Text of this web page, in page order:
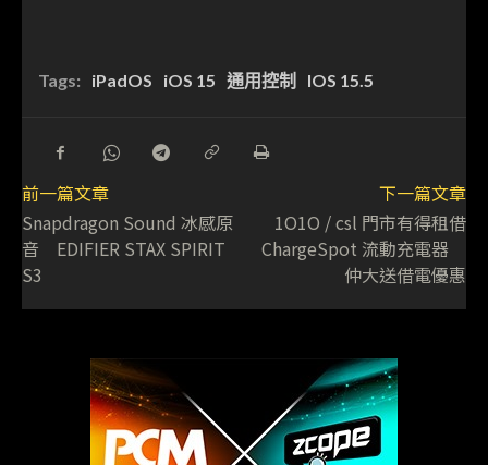
Tags: iPadOS iOS 15 通用控制 IOS 15.5
前一篇文章
Snapdragon Sound 冰感原
音 EDIFIER STAX SPIRIT
S3
下一篇文章
1O1O / csl 門市有得租借
ChargeSpot 流動充電器
仲大送借電優惠